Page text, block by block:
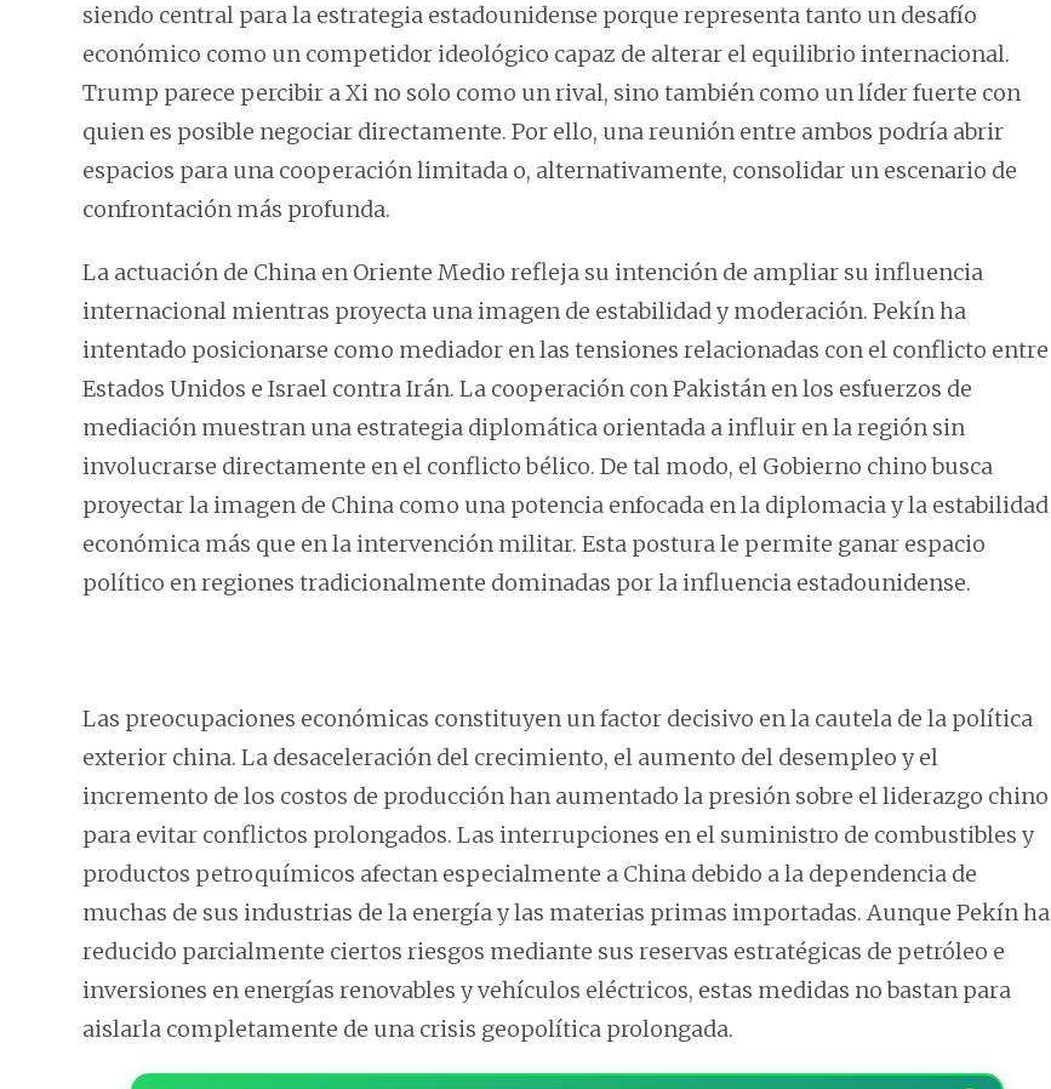
siendo central para la estrategia estadounidense porque representa tanto un desafío
económico como un competidor ideológico capaz de alterar el equilibrio internacional.
Trump parece percibir a Xi no solo como un rival, sino también como un líder fuerte con
quien es posible negociar directamente. Por ello, una reunión entre ambos podría abrir
espacios para una cooperación limitada o, alternativamente, consolidar un escenario de
confrontación más profunda.
La actuación de China en Oriente Medio refleja su intención de ampliar su influencia
internacional mientras proyecta una imagen de estabilidad y moderación. Pekín ha
intentado posicionarse como mediador en las tensiones relacionadas con el conflicto entre
Estados Unidos e Israel contra Irán. La cooperación con Pakistán en los esfuerzos de
mediación muestran una estrategia diplomática orientada a influir en la región sin
involucrarse directamente en el conflicto bélico. De tal modo, el Gobierno chino busca
proyectar la imagen de China como una potencia enfocada en la diplomacia y la estabilidad
económica más que en la intervención militar. Esta postura le permite ganar espacio
político en regiones tradicionalmente dominadas por la influencia estadounidense.
Las preocupaciones económicas constituyen un factor decisivo en la cautela de la política
exterior china. La desaceleración del crecimiento, el aumento del desempleo y el
incremento de los costos de producción han aumentado la presión sobre el liderazgo chino
para evitar conflictos prolongados. Las interrupciones en el suministro de combustibles y
productos petroquímicos afectan especialmente a China debido a la dependencia de
muchas de sus industrias de la energía y las materias primas importadas. Aunque Pekín ha
reducido parcialmente ciertos riesgos mediante sus reservas estratégicas de petróleo e
inversiones en energías renovables y vehículos eléctricos, estas medidas no bastan para
aislarla completamente de una crisis geopolítica prolongada.